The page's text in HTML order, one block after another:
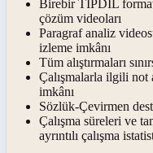
Birebir TIPDİL
çözüm videoları
Paragraf analiz
izleme imkânı
Tüm alıştırmaları
Çalışmalarla ilgili not
imkânı
Sözlük-Çevirmen
Çalışma süreleri ve
ayrıntılı çalışma